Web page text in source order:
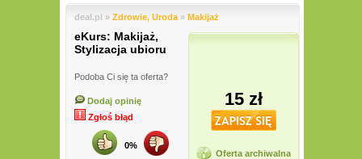
deal.pl » Zdrowie, Uroda » Makijaż
eKurs: Makijaż,
Stylizacja ubioru
Podoba Ci się ta oferta?
Dodaj opinię
Zgłoś błąd
0%
15 zł
Oferta archiwalna